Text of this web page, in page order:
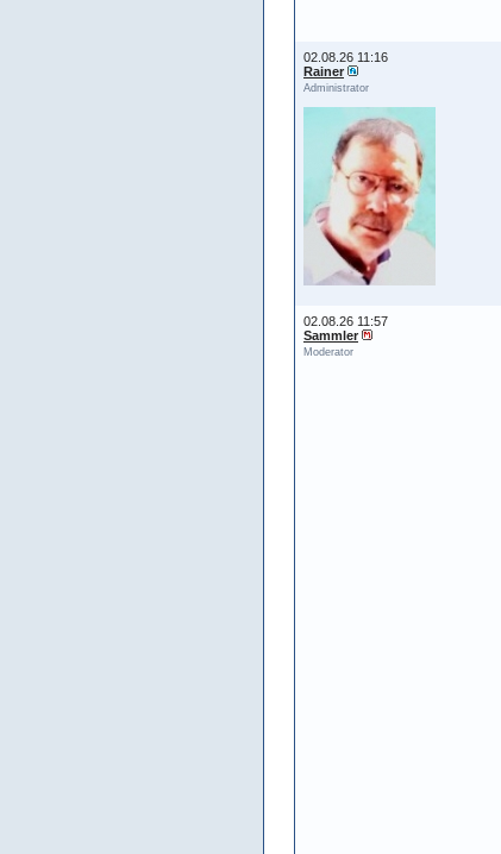
02.08.26 11:16
Rainer
Administrator
02.08.26 11:57
Sammler
Moderator